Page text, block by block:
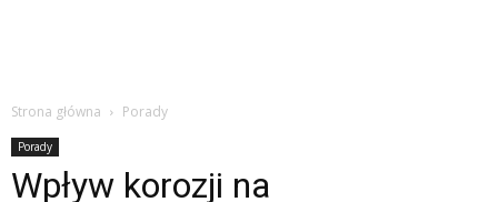
Strona główna Porady
Porady
Wpływ korozji na